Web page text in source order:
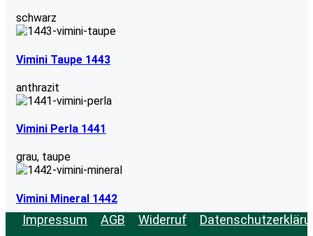
schwarz
Vimini Taupe 1443
anthrazit
Vimini Perla 1441
grau, taupe
Vimini Mineral 1442
grau
Impressum AGB Widerruf